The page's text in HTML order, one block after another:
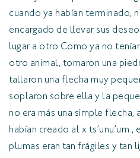
cuando ya habían terminado,
encargado de llevar sus
lugar a otro.Como ya no
otro animal, tomaron una
tallaron una flecha muy
soplaron sobre ella y la
no era más una simple flecha,
habían creado al x ts’unu’um ,
plumas eran tan frágiles y tan